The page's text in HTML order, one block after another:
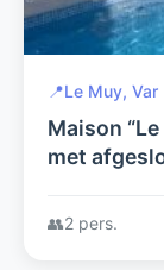
📍Le Muy, Var
Maison
met
👥2 pers.